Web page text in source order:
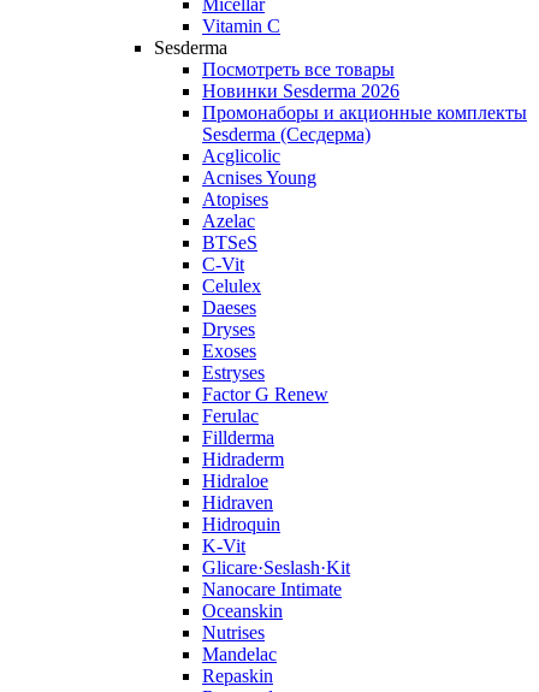
Micellar
Vitamin C
Sesderma
Посмотреть все товары
Новинки Sesderma 2026
Промонаборы и акционные комплекты
Sesderma (Сесдерма)
Acglicolic
Acnises Young
Atopises
Azelac
BTSeS
C‑Vit
Celulex
Daeses
Dryses
Exoses
Estryses
Factor G Renew
Ferulac
Fillderma
Hidraderm
Hidraloe
Hidraven
Hidroquin
K-Vit
Glicare·Seslash·Kit
Nanocare Intimate
Oceanskin
Nutrises
Mandelac
Repaskin